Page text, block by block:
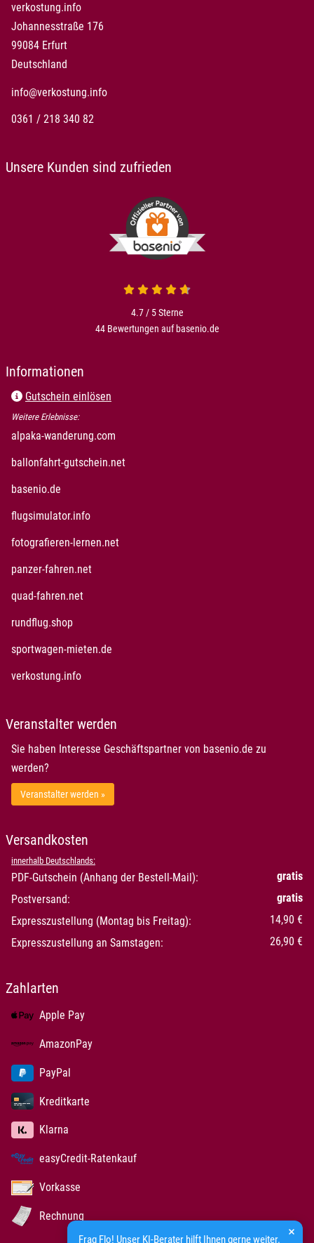
Frag Flo! Unser KI-Berater hilft Ihnen gerne weiter.
verkostung.info
Johannesstraße 176
99084 Erfurt
Deutschland
info@verkostung.info
0361 / 218 340 82
Unsere Kunden sind zufrieden
4.7 von 5
4.7 / 5Sterne
44 Bewertungen auf basenio.de
Informationen
Gutschein einlösen
Weitere Erlebnisse:
alpaka-wanderung.com
ballonfahrt-gutschein.netöffnet in neuem Fenster
basenio.de
flugsimulator.infoöffnet in neuem Fenster
fotografieren-lernen.netöffnet in neuem Fenster
panzer-fahren.netöffnet in neuem Fenster
quad-fahren.netöffnet in neuem Fenster
rundflug.shopöffnet in neuem Fenster
sportwagen-mieten.de
verkostung.infoöffnet in neuem Fenster
Veranstalter werden
Sie haben Interesse Geschäftspartner von basenio.de zu
werden?
Veranstalter werden »
Versandkosten
innerhalb Deutschlands:
PDF-Gutschein (Anhang der Bestell-Mail):
gratis
Postversand:
gratis
Expresszustellung (Montag bis Freitag):
14,90 €
Expresszustellung an Samstagen:
26,90 €
Zahlarten
Apple Pay
AmazonPay
PayPal
Kreditkarte
Klarna
easyCredit-Ratenkauf
Vorkasse
Rechnung